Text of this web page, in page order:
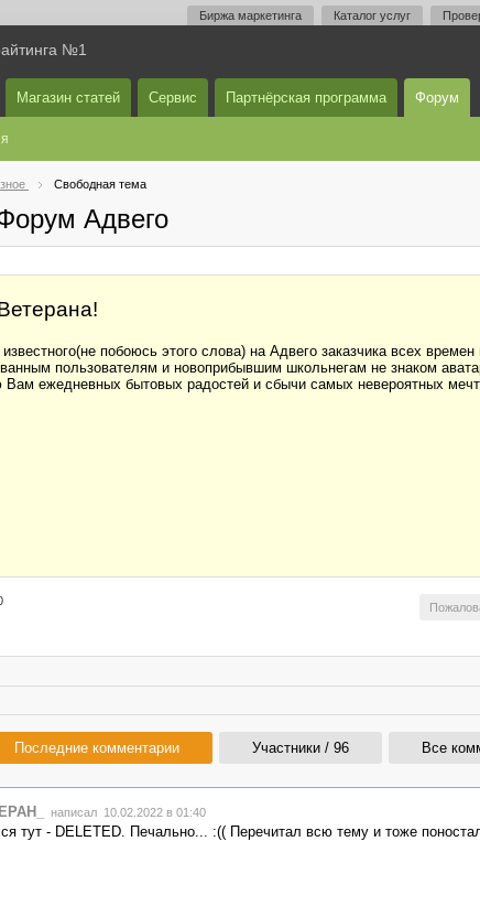
Биржа маркетинга Каталог услуг
№1
Магазин статей Сервис Партнёрская программа Форум
Свободная тема
Адвего
побоюсь этого слова) на Адвего заказчика всех
пользователям и новоприбывшим школьнегам не знаком
ежедневных бытовых радостей и сбычи самых невероятных
Последние комментарии Участники / 96 Все
написал 10.02.2022 в 01:40
тут - DELETED. Печально... :(( Перечитал всю тему и тоже